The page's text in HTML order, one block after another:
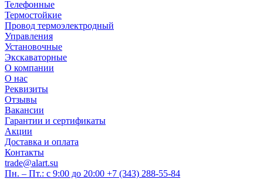
Телефонные
Термостойкие
Провод термоэлектродный
Управления
Установочные
Экскаваторные
О компании
О нас
Реквизиты
Отзывы
Вакансии
Гарантии и сертификаты
Акции
Доставка и оплата
Контакты
trade@alart.su
Пн. – Пт.: с 9:00 до 20:00 +7 (343) 288-55-84